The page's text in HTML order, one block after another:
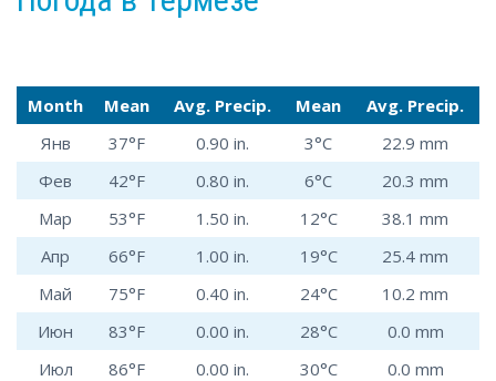
Month Mean Avg. Precip. Mean
Avg. Precip.
Янв
37°F 0.90 in. 3°C
22.9 mm
Фев
42°F 0.80 in. 6°C
20.3 mm
Мар
53°F 1.50 in. 12°C
38.1 mm
Апр
66°F 1.00 in. 19°C
25.4 mm
Май
75°F 0.40 in. 24°C
10.2 mm
Июн
83°F 0.00 in. 28°C
0.0 mm
Июл
86°F 0.00 in. 30°C
0.0 mm